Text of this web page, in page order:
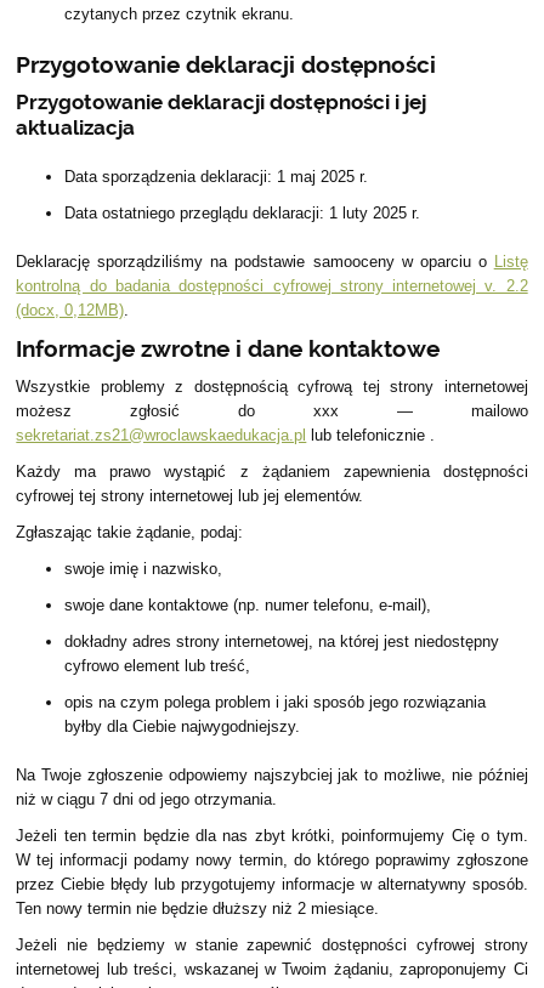
czytanych przez czytnik ekranu.
Przygotowanie deklaracji dostępności
Przygotowanie deklaracji dostępności i jej
aktualizacja
Data sporządzenia deklaracji: 1 maj 2025 r.
Data ostatniego przeglądu deklaracji: 1 luty 2025 r.
Deklarację sporządziliśmy na podstawie samooceny w oparciu o Listę
kontrolną do badania dostępności cyfrowej strony internetowej v. 2.2
(docx, 0,12MB).
Informacje zwrotne i dane kontaktowe
Wszystkie problemy z dostępnością cyfrową tej strony internetowej
możesz zgłosić do xxx — mailowo
sekretariat.zs21@wroclawskaedukacja.pl lub telefonicznie
Każdy ma prawo wystąpić z żądaniem zapewnienia dostępności
cyfrowej tej strony internetowej lub jej elementów.
Zgłaszając takie żądanie, podaj:
swoje imię i nazwisko,
swoje dane kontaktowe (np. numer telefonu, e-mail),
dokładny adres strony internetowej, na której jest niedostępny
cyfrowo element lub treść,
opis na czym polega problem i jaki sposób jego rozwiązania
byłby dla Ciebie najwygodniejszy.
Na Twoje zgłoszenie odpowiemy najszybciej jak to możliwe, nie później
niż w ciągu 7 dni od jego otrzymania.
Jeżeli ten termin będzie dla nas zbyt krótki, poinformujemy Cię o tym.
W tej informacji podamy nowy termin, do którego poprawimy zgłoszone
przez Ciebie błędy lub przygotujemy informacje w alternatywny sposób.
Ten nowy termin nie będzie dłuższy niż 2 miesiące.
Jeżeli nie będziemy w stanie zapewnić dostępności cyfrowej strony
internetowej lub treści, wskazanej w Twoim żądaniu, zaproponujemy Ci